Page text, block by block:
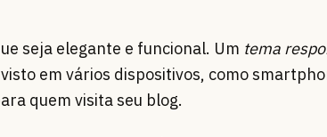
seja elegante e funcional. Um tema
em vários dispositivos, como
quem visita seu blog.